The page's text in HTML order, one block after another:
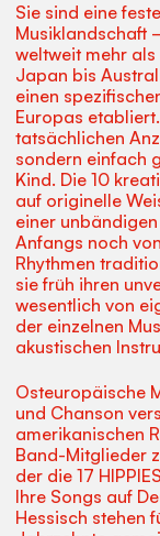
Sie sind eine
Musiklandschaft
weltweit mehr
Japan bis
einen
Europas
tatsächlichen
sondern einfach
Kind. Die 10
auf originelle
einer
Anfangs noch
Rhythmen
sie früh ihren
wesentlich von
der einzelnen
akustischen
Osteuropäische
und Chanson
amerikanischen
Band-Mitglieder
der die 17
Ihre Songs auf
Hessisch stehen